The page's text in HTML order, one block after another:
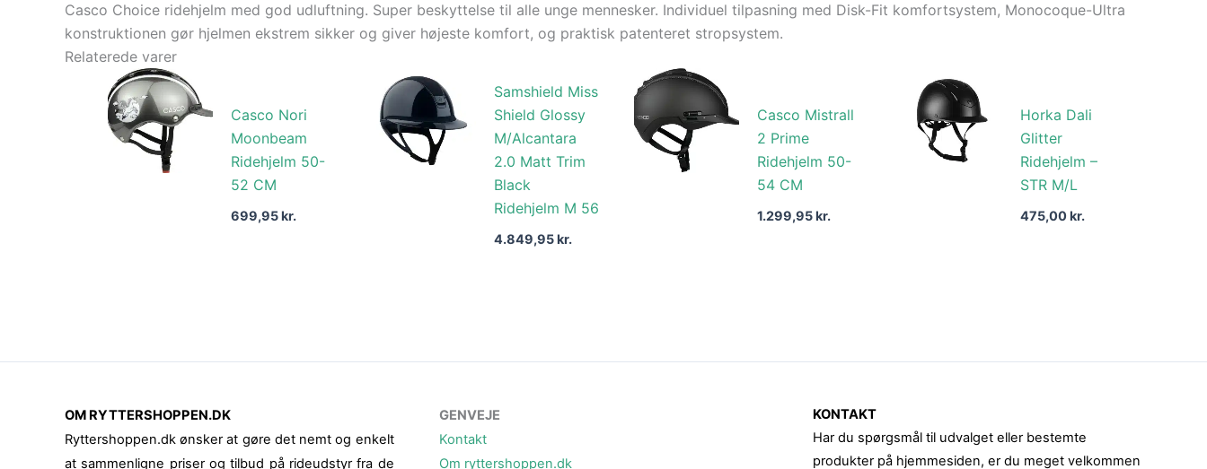
Casco Choice ridehjelm med god udluftning. Super beskyttelse til alle unge mennesker. Individuel tilpasning med Disk-Fit komfortsystem, Monocoque-Ultra
konstruktionen gør hjelmen ekstrem sikker og giver højeste komfort, og praktisk patenteret stropsystem.
Relaterede varer
Casco Nori
Moonbeam
Ridehjelm 50-
52 CM
699,95kr.
Samshield Miss
Shield Glossy
M/Alcantara
2.0 Matt Trim
Black
Ridehjelm M 56
4.849,95kr.
Casco Mistrall
2 Prime
Ridehjelm 50-
54 CM
1.299,95kr.
Horka Dali
Glitter
Ridehjelm –
STR M/L
475,00kr.
OM RYTTERSHOPPEN.DK
Ryttershoppen.dk ønsker at gøre det nemt og enkelt
at sammenligne priser og tilbud på rideudstyr fra de
GENVEJE
Kontakt
Om ryttershoppen.dk
KONTAKT
Har du spørgsmål til udvalget eller bestemte
produkter på hjemmesiden, er du meget velkommen